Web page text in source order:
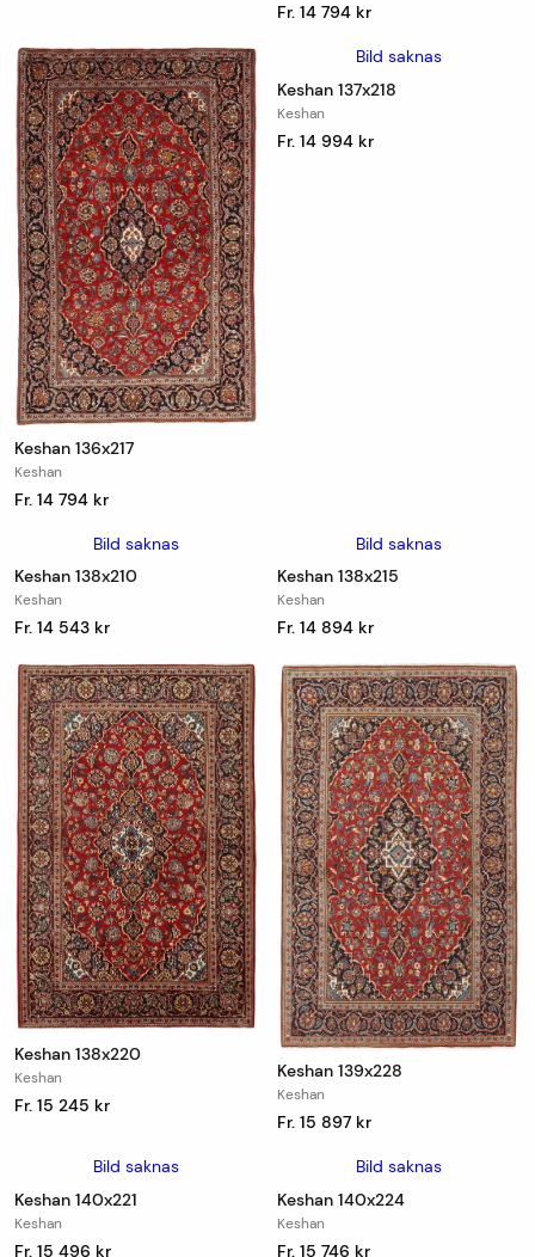
Fr. 14 794 kr
Keshan 136x217
Keshan
Fr. 14 794 kr
Bild saknas
Keshan 137x218
Keshan
Fr. 14 994 kr
Bild saknas
Keshan 138x210
Keshan
Fr. 14 543 kr
Bild saknas
Keshan 138x215
Keshan
Fr. 14 894 kr
Keshan 138x220
Keshan
Fr. 15 245 kr
Keshan 139x228
Keshan
Fr. 15 897 kr
Bild saknas
Keshan 140x221
Keshan
Fr. 15 496 kr
Bild saknas
Keshan 140x224
Keshan
Fr. 15 746 kr